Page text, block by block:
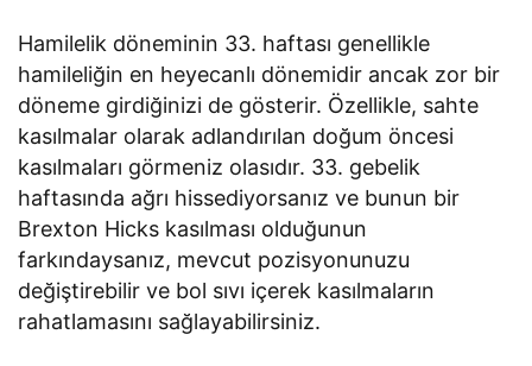
Hamilelik döneminin 33. haftası genellikle
hamileliğin en heyecanlı dönemidir ancak zor bir
döneme girdiğinizi de gösterir. Özellikle, sahte
kasılmalar olarak adlandırılan doğum öncesi
kasılmaları görmeniz olasıdır. 33. gebelik
haftasında ağrı hissediyorsanız ve bunun bir
Brexton Hicks kasılması olduğunun
farkındaysanız, mevcut pozisyonunuzu
değiştirebilir ve bol sıvı içerek kasılmaların
rahatlamasını sağlayabilirsiniz.